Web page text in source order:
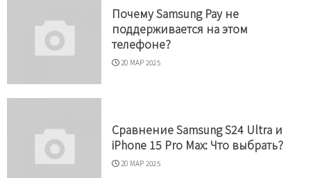
Почему Samsung Pay не
поддерживается на этом
телефоне?
20 МАР 2025
Сравнение Samsung S24 Ultra и
iPhone 15 Pro Max: Что выбрать?
20 МАР 2025